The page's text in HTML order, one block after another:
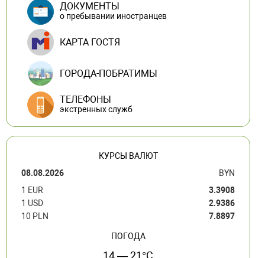
ДОКУМЕНТЫ
о пребывании иностранцев
КАРТА ГОСТЯ
ГОРОДА-ПОБРАТИМЫ
ТЕЛЕФОНЫ
экстренных служб
КУРСЫ ВАЛЮТ
08.08.2026
BYN
1 EUR
3.3908
1 USD
2.9386
10 PLN
7.8897
ПОГОДА